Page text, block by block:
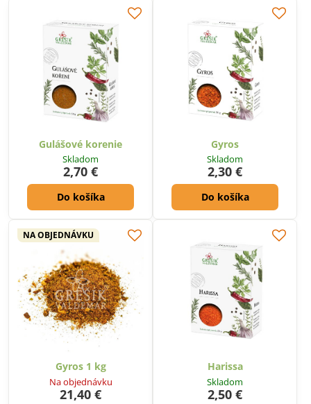
Gulášové korenie
Skladom
2,70 €
Do košíka
Gyros
Skladom
2,30 €
Do košíka
NA OBJEDNÁVKU
Gyros 1 kg
Na objednávku
21,40 €
Harissa
Skladom
2,50 €